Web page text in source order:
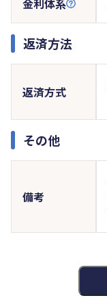
返済方法
返済方式
その他
備考